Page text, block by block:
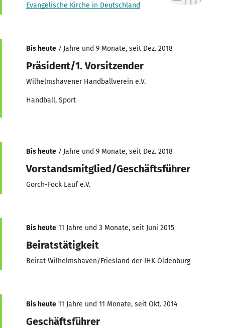
Evangelische Kirche in Deutschland
Bis heute 7 Jahre und 9 Monate, seit Dez. 2018
Präsident/1. Vorsitzender
Wilhelmshavener Handballverein e.V.
Handball, Sport
Bis heute 7 Jahre und 9 Monate, seit Dez. 2018
Vorstandsmitglied/Geschäftsführer
Gorch-Fock Lauf e.V.
Bis heute 11 Jahre und 3 Monate, seit Juni 2015
Beiratstätigkeit
Beirat Wilhelmshaven/Friesland der IHK Oldenburg
Bis heute 11 Jahre und 11 Monate, seit Okt. 2014
Geschäftsführer